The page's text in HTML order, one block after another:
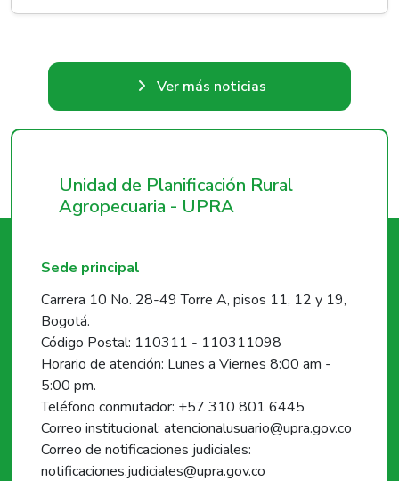
Ver más noticias
Unidad de Planificación Rural
Agropecuaria - UPRA
Sede principal
Carrera 10 No. 28-49 Torre A, pisos 11, 12 y 19,
Bogotá.
Código Postal: 110311 - 110311098
Horario de atención: Lunes a Viernes 8:00 am -
5:00 pm.
Teléfono conmutador: +57 310 801 6445
Correo institucional: atencionalusuario@upra.gov.co
Correo de notificaciones judiciales:
notificaciones.judiciales@upra.gov.co